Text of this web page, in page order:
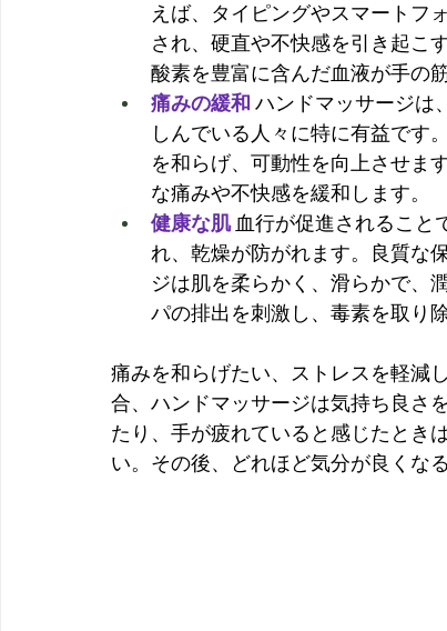
えば、タイピングやスマートフ
され、硬直や不快感を引き起こ
酸素を豊富に含んだ血液が手の
痛みの緩和 ハンドマッサージは
しんでいる人々に特に有益です
を和らげ、可動性を向上させま
な痛みや不快感を緩和します。
健康な肌 血行が促進されること
れ、乾燥が防がれます。良質な
ジは肌を柔らかく、滑らかで、
パの排出を刺激し、毒素を取り
痛みを和らげたい、ストレスを軽減
合、ハンドマッサージは気持ち良さ
たり、手が疲れていると感じたとき
い。その後、どれほど気分が良くな